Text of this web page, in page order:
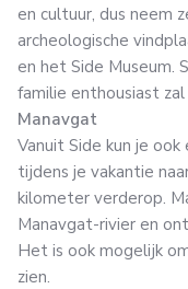
en cultuur, dus neem
archeologische
en het Side Museum.
familie enthousiast zal
Manavgat
Vanuit Side kun je
tijdens je vakantie
kilometer verderop.
Manavgat-rivier en
Het is ook mogelijk
zien.